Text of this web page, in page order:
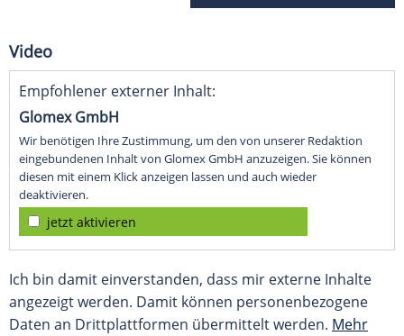
Video
Empfohlener externer Inhalt:
Glomex GmbH
Wir benötigen Ihre Zustimmung, um den von unserer Redaktion
eingebundenen Inhalt von Glomex GmbH anzuzeigen. Sie können
diesen mit einem Klick anzeigen lassen und auch wieder
deaktivieren.
jetzt aktivieren
Ich bin damit einverstanden, dass mir externe Inhalte
angezeigt werden. Damit können personenbezogene
Daten an Drittplattformen übermittelt werden. Mehr